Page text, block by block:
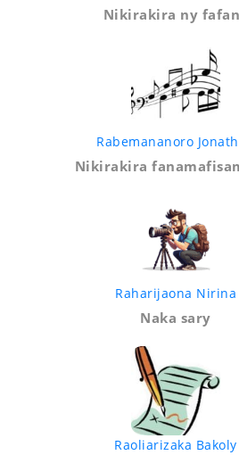
Nikirakira ny
Rabemananoro
Nikirakira
Raharijaona Nirina
Naka sary
Raoliarizaka Bakoly